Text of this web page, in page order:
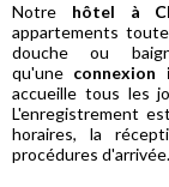
Notre hôtel à
appartements
douche ou
qu'une
accueille tous les
L'enregistrement
horaires, la
procédures d'arrivée.